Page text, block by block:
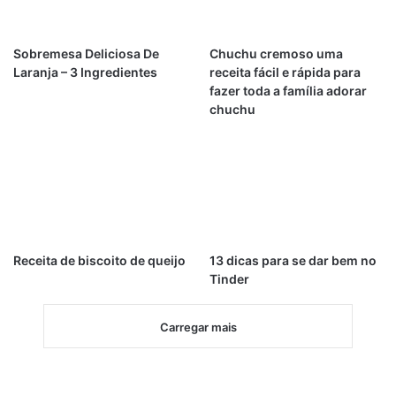
Sobremesa Deliciosa De
Laranja – 3 Ingredientes
Chuchu cremoso uma
receita fácil e rápida para
fazer toda a família adorar
chuchu
Receita de biscoito de queijo
13 dicas para se dar bem no
Tinder
Carregar mais